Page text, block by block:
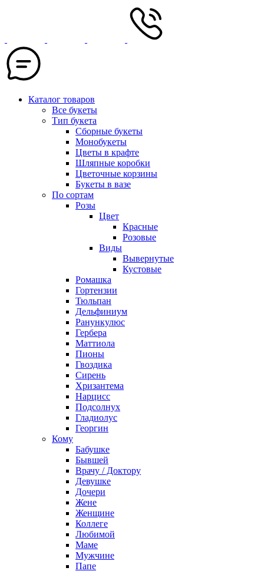
Каталог товаров
Все букеты
Тип букета
Сборные букеты
Монобукеты
Цветы в крафте
Шляпные коробки
Цветочные корзины
Букеты в вазе
По сортам
Розы
Цвет
Красные
Розовые
Виды
Вывернутые
Кустовые
Ромашка
Гортензии
Тюльпан
Дельфиниум
Ранункулюс
Гербера
Маттиола
Пионы
Гвоздика
Сирень
Хризантема
Нарцисс
Подсолнух
Гладиолус
Георгин
Кому
Бабушке
Бывшей
Врачу / Доктору
Девушке
Дочери
Жене
Женщине
Коллеге
Любимой
Маме
Мужчине
Папе